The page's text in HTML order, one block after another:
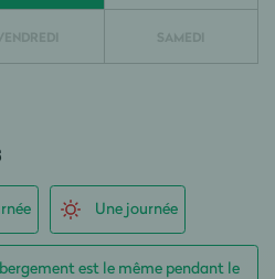
SAMEDI
Une journée
est le même pendant le